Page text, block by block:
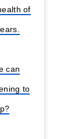
of
can
to